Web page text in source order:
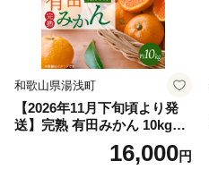
和歌山県湯浅町
【2026年11月下旬頃より発
送】完熟 有田みかん 10kg_G
16,000円